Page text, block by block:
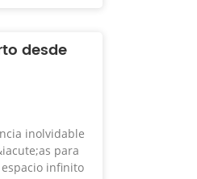
desde
inolvidable
para
infinito